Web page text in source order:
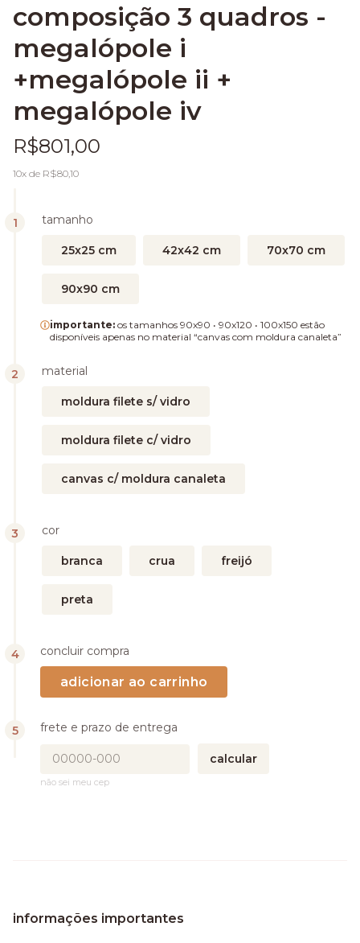
composição 3 quadros -
megalópole i
+megalópole ii +
megalópole iv
R$801,00
10x de R$80,10
tamanho
25x25 cm 42x42 cm 70x70 cm
90x90 cm
importante: os tamanhos 90x90 • 90x120 • 100x150 estão
disponíveis apenas no material “canvas com moldura canaleta”
material
moldura filete s/ vidro
moldura filete c/ vidro
canvas c/ moldura canaleta
cor
branca crua freijó
preta
concluir compra
frete e prazo de entrega
calcular
não sei meu cep
informações importantes